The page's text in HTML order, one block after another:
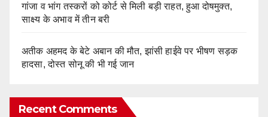
गांजा व भांग तस्करों को कोर्ट से मिली बड़ी राहत, हुआ दोषमुक्त,
साक्ष्य के अभाव में तीन बरी
अतीक अहमद के बेटे अबान की मौत, झांसी हाईवे पर भीषण सड़क
हादसा, दोस्त सोनू की भी गई जान
Recent Comments